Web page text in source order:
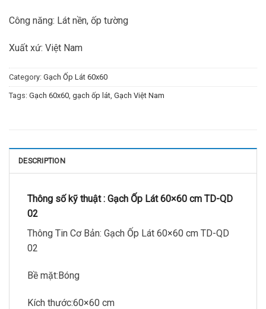
Công năng: Lát nền, ốp tường
Xuất xứ: Việt Nam
Category: Gạch Ốp Lát 60x60
Tags: Gạch 60x60 gạch ốp lát Gạch Việt Nam
DESCRIPTION
Thông số kỹ thuật : Gạch Ốp Lát 60×60 cm TD-QD
02
Thông Tin Cơ Bản: Gạch Ốp Lát 60×60 cm TD-QD
02
Bề mặt:Bóng
Kích thước:60×60 cm